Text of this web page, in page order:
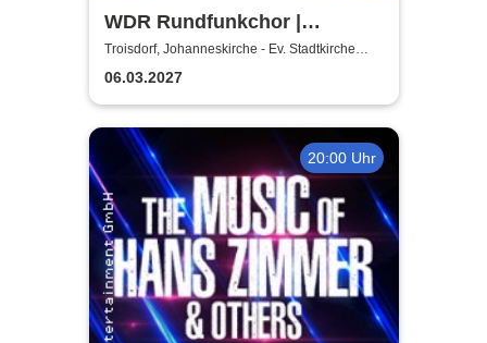
WDR Rundfunkchor |
Kommissar Krächz in der
Kirche
Troisdorf, Johanneskirche - Ev. Stadtkirche
Troisdorf
06.03.2027
20:00 Uhr